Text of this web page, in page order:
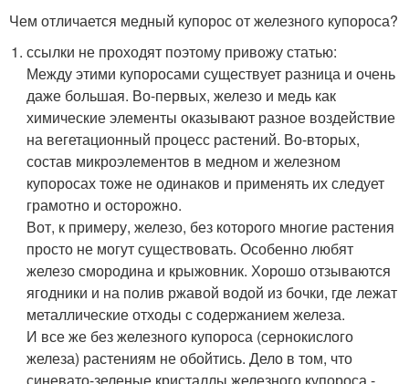
Чем отличается медный купорос от железного купороса?
ссылки не проходят поэтому привожу статью:
Между этими купоросами существует разница и очень
даже большая. Во-первых, железо и медь как
химические элементы оказывают разное воздействие
на вегетационный процесс растений. Во-вторых,
состав микроэлементов в медном и железном
купоросах тоже не одинаков и применять их следует
грамотно и осторожно.
Вот, к примеру, железо, без которого многие растения
просто не могут существовать. Особенно любят
железо смородина и крыжовник. Хорошо отзываются
ягодники и на полив ржавой водой из бочки, где лежат
металлические отходы с содержанием железа.
И все же без железного купороса (сернокислого
железа) растениям не обойтись. Дело в том, что